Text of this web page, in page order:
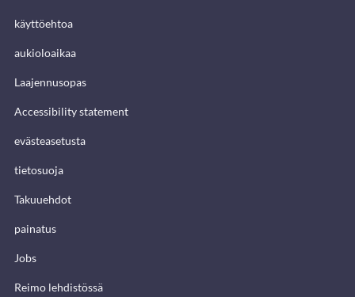
käyttöehtoa
aukioloaikaa
Laajennusopas
Accessibility statement
evästeasetusta
tietosuoja
Takuuehdot
painatus
Jobs
Reimo lehdistössä